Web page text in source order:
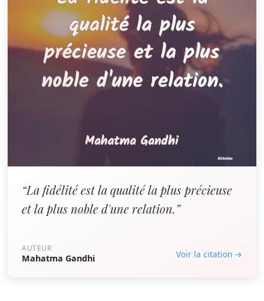
“La fidélité est la qualité la plus précieuse
et la plus noble d'une relation.”
AUTEUR
Mahatma Gandhi Voir la citation →